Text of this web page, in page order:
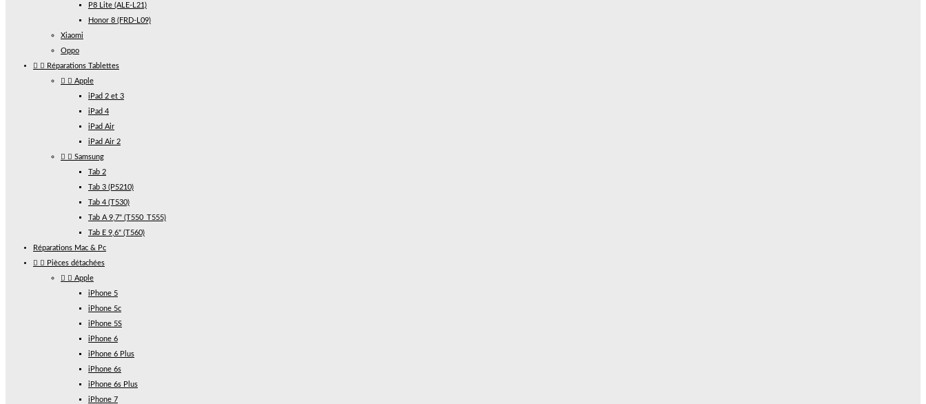
P8 Lite (ALE-L21)
Honor 8 (FRD-L09)
Xiaomi
Oppo
  Réparations Tablettes
  Apple
iPad 2 et 3
iPad 4
iPad Air
iPad Air 2
  Samsung
Tab 2
Tab 3 (P5210)
Tab 4 (T530)
Tab A 9,7" (T550_T555)
Tab E 9,6" (T560)
Réparations Mac & Pc
  Pièces détachées
  Apple
iPhone 5
iPhone 5c
iPhone 5S
iPhone 6
iPhone 6 Plus
iPhone 6s
iPhone 6s Plus
iPhone 7